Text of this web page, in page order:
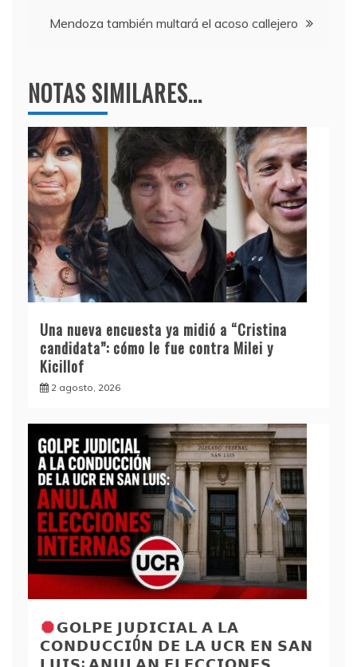
Mendoza también multará el acoso callejero
NOTAS SIMILARES...
Una nueva encuesta ya midió a “Cristina
candidata”: cómo le fue contra Milei y
Kicillof
2 agosto, 2026
𝗚𝗢𝗟𝗣𝗘 𝗝𝗨𝗗𝗜𝗖𝗜𝗔𝗟 𝗔 𝗟𝗔
𝗖𝗢𝗡𝗗𝗨𝗖𝗖𝗜Ó𝗡 𝗗𝗘 𝗟𝗔 𝗨𝗖𝗥 𝗘𝗡 𝗦𝗔𝗡